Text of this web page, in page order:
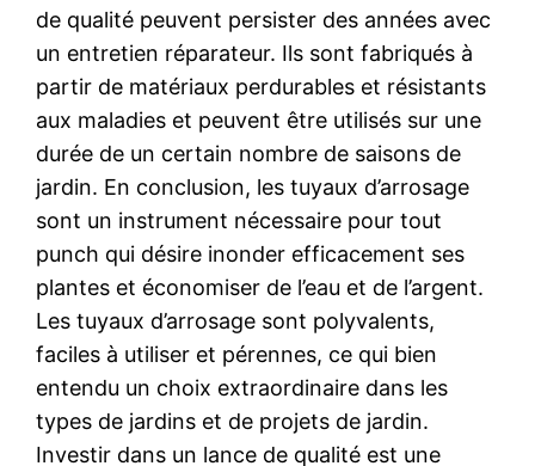
de qualité peuvent persister des années avec
un entretien réparateur. Ils sont fabriqués à
partir de matériaux perdurables et résistants
aux maladies et peuvent être utilisés sur une
durée de un certain nombre de saisons de
jardin. En conclusion, les tuyaux d’arrosage
sont un instrument nécessaire pour tout
punch qui désire inonder efficacement ses
plantes et économiser de l’eau et de l’argent.
Les tuyaux d’arrosage sont polyvalents,
faciles à utiliser et pérennes, ce qui bien
entendu un choix extraordinaire dans les
types de jardins et de projets de jardin.
Investir dans un lance de qualité est une